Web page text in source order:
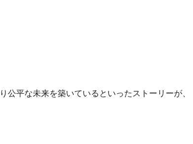
平な未来を築いているといったストーリーが、